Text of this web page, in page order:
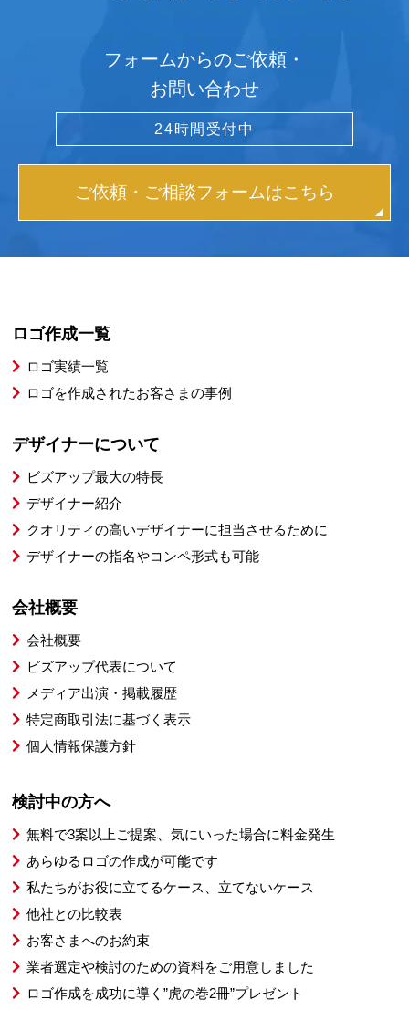
フォームからのご依頼・
お問い合わせ
24時間受付中
ご依頼・ご相談フォームはこちら
ロゴ作成一覧
ロゴ実績一覧
ロゴを作成されたお客さまの事例
デザイナーについて
ビズアップ最大の特長
デザイナー紹介
クオリティの高いデザイナーに担当させるために
デザイナーの指名やコンペ形式も可能
会社概要
会社概要
ビズアップ代表について
メディア出演・掲載履歴
特定商取引法に基づく表示
個人情報保護方針
検討中の方へ
無料で3案以上ご提案、気にいった場合に料金発生
あらゆるロゴの作成が可能です
私たちがお役に立てるケース、立てないケース
他社との比較表
お客さまへのお約束
業者選定や検討のための資料をご用意しました
ロゴ作成を成功に導く”虎の巻2冊”プレゼント